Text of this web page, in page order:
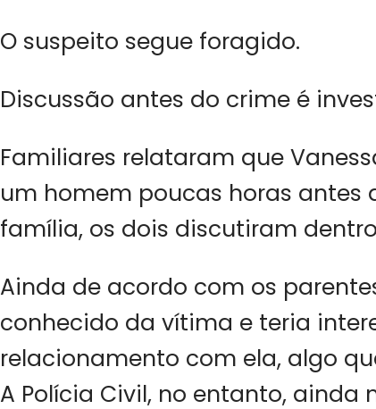
O suspeito segue foragido.
Discussão antes do crime é
Familiares relataram que
um homem poucas horas antes
família, os dois discutiram
Ainda de acordo com os
conhecido da vítima e teria
relacionamento com ela, algo
A Polícia Civil, no entanto, ainda